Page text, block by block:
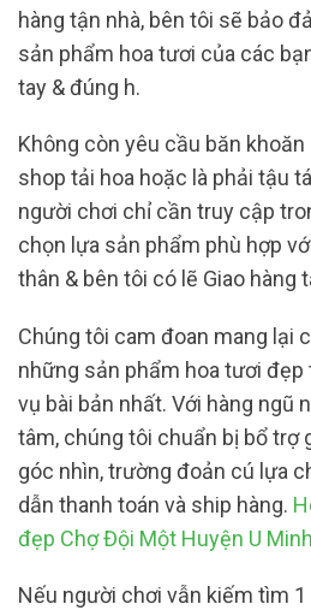
hàng tận nhà, bên tôi sẽ bảo
sản phẩm hoa tươi của các
tay & đúng h.
Không còn yêu cầu băn
shop tải hoa hoặc là phải tậu
người chơi chỉ cần truy cập
chọn lựa sản phẩm phù hợp
thân & bên tôi có lẽ Giao hàng
Chúng tôi cam đoan mang lại
những sản phẩm hoa tươi đẹp
vụ bài bản nhất. Với hàng ngũ
tâm, chúng tôi chuẩn bị bổ trợ
góc nhìn, trường đoản cú lựa
dẫn thanh toán và ship hàng.
đẹp Chợ Đội Một Huyện U Minh
Nếu người chơi vẫn kiếm tìm